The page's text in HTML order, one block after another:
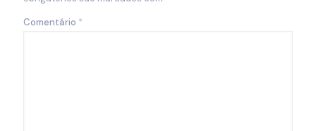
Comentário *